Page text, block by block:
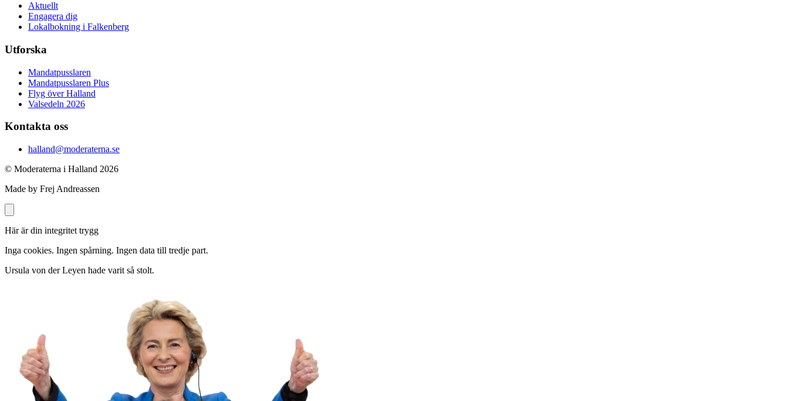
Aktuellt
Engagera dig
Lokalbokning i Falkenberg
Utforska
Mandatpusslaren
Mandatpusslaren Plus
Flyg över Halland
Valsedeln 2026
Kontakta oss
halland@moderaterna.se
© Moderaterna i Halland 2026
Made by Frej Andreassen
Här är din integritet trygg
Inga cookies. Ingen spårning. Ingen data till tredje part.
Ursula von der Leyen hade varit så stolt.